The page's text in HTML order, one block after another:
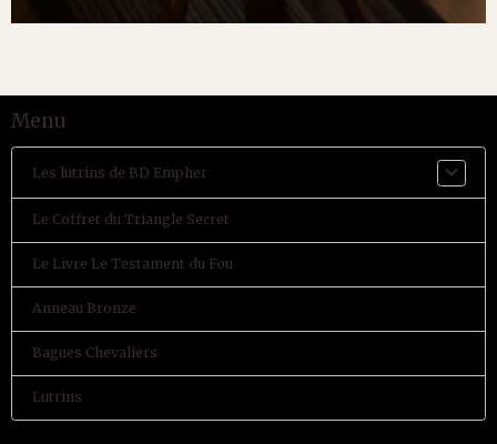
Menu
Les lutrins de BD Empher
Le Coffret du Triangle Secret
Le Livre Le Testament du Fou
Anneau Bronze
Bagues Chevaliers
Lutrins